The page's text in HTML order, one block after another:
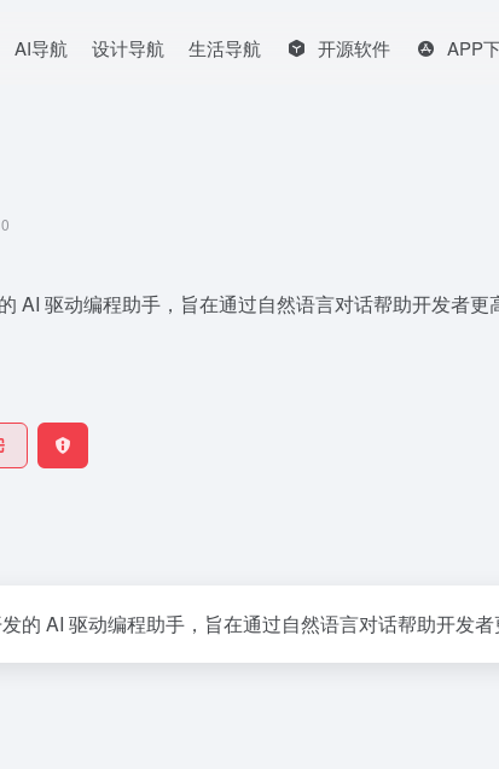
AI导航 设计导航 生活导航 开源软件 APP
0
AI 驱动编程助手，旨在通过自然语言对话帮助开发者
的 AI 驱动编程助手，旨在通过自然语言对话帮助开发